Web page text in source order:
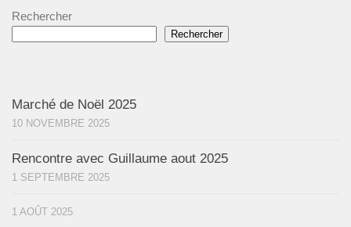
Rechercher
Rechercher
Marché de Noël 2025
10 NOVEMBRE 2025
Rencontre avec Guillaume aout 2025
1 SEPTEMBRE 2025
1 AOÛT 2025